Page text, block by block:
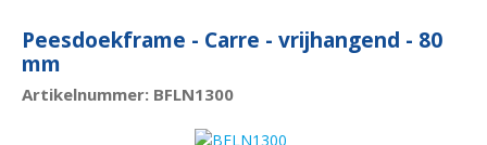
Peesdoekframe - Carre - vrijhangend - 80
mm
Artikelnummer: BFLN1300